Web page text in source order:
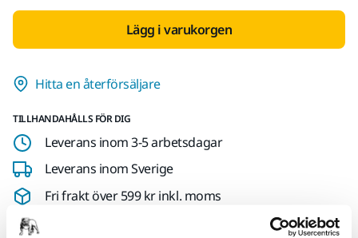
Lägg i varukorgen
Hitta en återförsäljare
TILLHANDAHÅLLS FÖR DIG
Leverans inom 3-5 arbetsdagar
Leverans inom Sverige
Fri frakt över 599 kr inkl. moms